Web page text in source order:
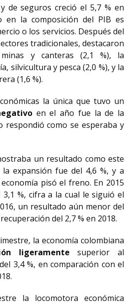
de seguros creció el 5,7 % en
en la composición del PIB es
o los servicios. Después del
tradicionales, destacaron
y canteras (2,1 %), la
silvicultura y pesca (2,0 %), y la
(1,6 %).
la única que tuvo un
en el año fue la de la
respondió como se esperaba y
un resultado como este
la expansión fue del 4,6 %, y a
pisó el freno. En 2015
%, cifra a la cual le siguió el
un resultado aún menor del
del 2,7 % en 2018.
la economía colombiana
ligeramente superior al
3,4 %, en comparación con el
la locomotora económica